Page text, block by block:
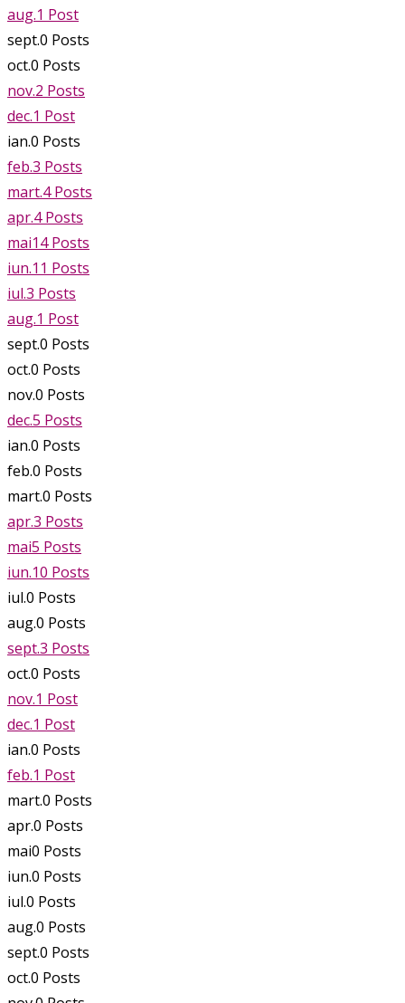
aug.1 Post
sept.0 Posts
oct.0 Posts
nov.2 Posts
dec.1 Post
ian.0 Posts
feb.3 Posts
mart.4 Posts
apr.4 Posts
mai14 Posts
iun.11 Posts
iul.3 Posts
aug.1 Post
sept.0 Posts
oct.0 Posts
nov.0 Posts
dec.5 Posts
ian.0 Posts
feb.0 Posts
mart.0 Posts
apr.3 Posts
mai5 Posts
iun.10 Posts
iul.0 Posts
aug.0 Posts
sept.3 Posts
oct.0 Posts
nov.1 Post
dec.1 Post
ian.0 Posts
feb.1 Post
mart.0 Posts
apr.0 Posts
mai0 Posts
iun.0 Posts
iul.0 Posts
aug.0 Posts
sept.0 Posts
oct.0 Posts